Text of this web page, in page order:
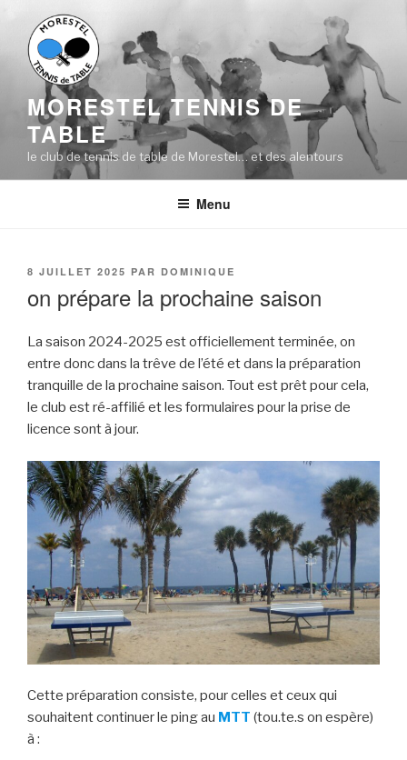
contenu
principal
MORESTEL TENNIS DE
TABLE
le club de tennis de table de Morestel… et des alentours
Menu
PUBLIÉ
8 JUILLET 2025 PAR DOMINIQUE
on prépare la prochaine saison
La saison 2024-2025 est officiellement terminée, on
entre donc dans la trêve de l’été et dans la préparation
tranquille de la prochaine saison. Tout est prêt pour cela,
le club est ré-affilié et les formulaires pour la prise de
licence sont à jour.
Cette préparation consiste, pour celles et ceux qui
souhaitent continuer le ping au MTT (tou.te.s on espère)
à :